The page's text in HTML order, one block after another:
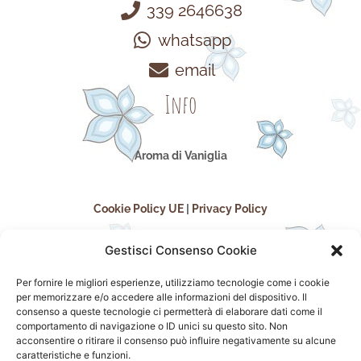
Gestisci Consenso Cookie
Per fornire le migliori esperienze, utilizziamo tecnologie come i cookie
per memorizzare e/o accedere alle informazioni del dispositivo. Il
consenso a queste tecnologie ci permetterà di elaborare dati come il
comportamento di navigazione o ID unici su questo sito. Non
acconsentire o ritirare il consenso può influire negativamente su alcune
caratteristiche e funzioni.
339 2646638
whatsapp
email
Info
Aroma di Vaniglia
Cookie Policy UE Privacy Policy
seguici sui social